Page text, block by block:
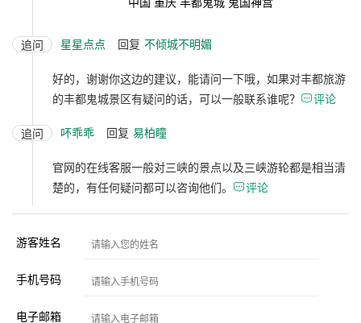
追问 星星点点 回复 不倾城不明媚
好的，谢谢你这边的建议，能请问一下哦，如果对丰都旅游
的丰都鬼城景区有疑问的话，可以一般联系谁呢？ 评论
追问 吥乖乖 回复 易柏瞳
官网的在线客服一般对三峡的景点以及三峡游轮都是相当清
楚的，有任何疑问都可以咨询他们。 评论
游客姓名
手机号码
电子邮箱